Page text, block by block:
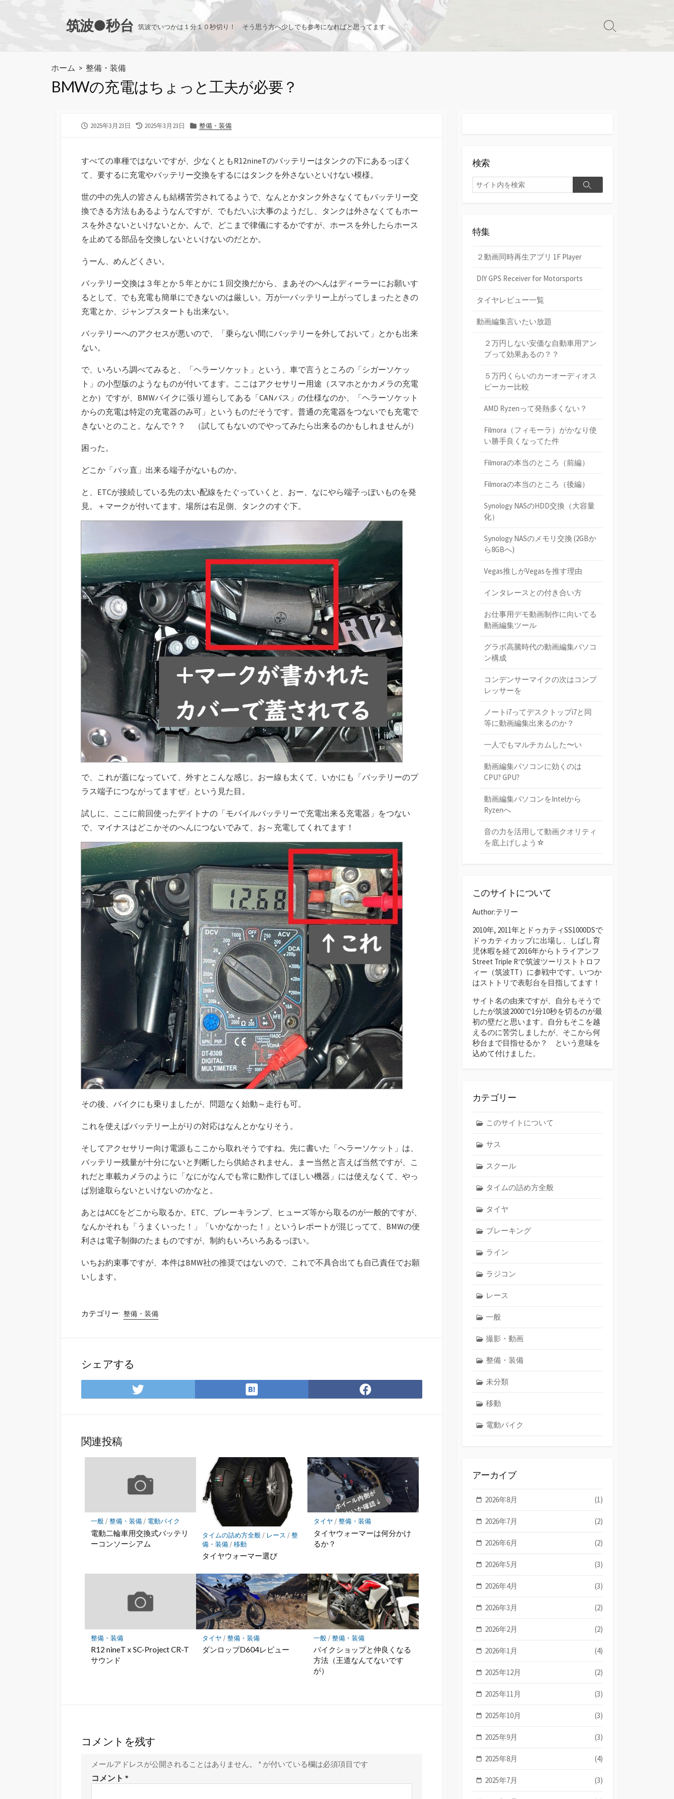
筑波●秒台 筑波でいつかは１分１０秒切り！ そう思う方へ少しでも参考になればと思ってます
検
切
ホーム > 整備・装備
BMWの充電はちょっと工夫が必要？
公
2025年3月23日
最
日
2025年3月23日
カ
ー
整備・装備
すべての車種ではないですが、少なくともR12nineTのバッテリーはタンクの下にあるっぽく
て、要するに充電やバッテリー交換をするにはタンクを外さないといけない模様。
世の中の先人の皆さんも結構苦労されてるようで、なんとかタンク外さなくてもバッテリー交
換できる方法もあるようなんですが、でもだいぶ大事のようだし、タンクは外さなくてもホー
スを外さないといけないとか。んで、どこまで律儀にするかですが、ホースを外したらホース
を止めてる部品を交換しないといけないのだとか。
うーん、めんどくさい。
バッテリー交換は３年とか５年とかに１回交換だから、まあそのへんはディーラーにお願いす
るとして、でも充電も簡単にできないのは厳しい。万が一バッテリー上がってしまったときの
充電とか、ジャンプスタートも出来ない。
バッテリーへのアクセスが悪いので、「乗らない間にバッテリーを外しておいて」とかも出来
ない。
で、いろいろ調べてみると、「ヘラーソケット」という、車で言うところの「シガーソケッ
ト」の小型版のようなものが付いてます。ここはアクセサリー用途（スマホとかカメラの充電
とか）ですが、BMWバイクに張り巡らしてある「CANバス」の仕様なのか、「ヘラーソケット
からの充電は特定の充電器のみ可」というものだそうです。普通の充電器をつないでも充電で
きないとのこと。なんで？？ （試してもないのでやってみたら出来るのかもしれませんが）
困った。
どこか「バッ直」出来る端子がないものか。
と、ETCが接続している先の太い配線をたぐっていくと、おー、なにやら端子っぽいものを発
見。＋マークが付いてます。場所は右足側、タンクのすぐ下。
で、これが蓋になっていて、外すとこんな感じ。おー線も太くて、いかにも「バッテリーのプ
ラス端子につながってますぜ」という見た目。
試しに、ここに前回使ったデイトナの「モバイルバッテリーで充電出来る充電器」をつない
で、マイナスはどこかそのへんにつないでみて、お～充電してくれてます！
その後、バイクにも乗りましたが、問題なく始動～走行も可。
これを使えばバッテリー上がりの対応はなんとかなりそう。
そしてアクセサリー向け電源もここから取れそうですね。先に書いた「ヘラーソケット」は、
バッテリー残量が十分にないと判断したら供給されません。まー当然と言えば当然ですが、こ
れだと車載カメラのように「なにがなんでも常に動作してほしい機器」には使えなくて、やっ
ぱ別途取らないといけないのかなと。
あとはACCをどこから取るか。ETC、ブレーキランプ、ヒューズ等から取るのが一般的ですが、
なんかそれも「うまくいった！」「いかなかった！」というレポートが混じってて、BMWの便
利さは電子制御のたまものですが、制約もいろいろあるっぽい。
いちお約束事ですが、本件はBMW社の推奨ではないので、これで不具合出ても自己責任でお願
いします。
カテゴリー: 整備・装備
シェアする
Twitter
で
は
て
マ
ー
ク
に
保
Facebook
で
関連投稿
一般/整備・装備/ 電動バイク
電動二輪車用交換式バッテリ
ーコンソーシアム
タイムの詰め方全般/ レース /整
備・装備/移動
タイヤウォーマー選び
タイヤ /整備・装備
タイヤウォーマーは何分かけ
るか？
整備・装備
R12 nineT x SC-Project CR-T
サウンド
タイヤ /整備・装備
ダンロップD604レビュー
一般/整備・装備
バイクショップと仲良くなる
方法（王道なんてないです
が）
コメントを残す
メールアドレスが公開されることはありません。 * が付いている欄は必須項目です
コメント *
検索
検
索
検
特集
２動画同時再生アプリ 1F Player
DIY GPS Receiver for Motorsports
タイヤレビュー一覧
動画編集言いたい放題
２万円しない安価な自動車用アン
プって効果あるの？？
５万円くらいのカーオーディオス
ピーカー比較
AMD Ryzenって発熱多くない？
Filmora（フィモーラ）がかなり使
い勝手良くなってた件
Filmoraの本当のところ（前編）
Filmoraの本当のところ（後編）
Synology NASのHDD交換（大容量
化）
Synology NASのメモリ交換 (2GBか
ら8GBへ)
Vegas推しがVegasを推す理由
インタレースとの付き合い方
お仕事用デモ動画制作に向いてる
動画編集ツール
グラボ高騰時代の動画編集パソコ
ン構成
コンデンサーマイクの次はコンプ
レッサーを
ノートi7ってデスクトップi7と同
等に動画編集出来るのか？
一人でもマルチカムした〜い
動画編集パソコンに効くのは
CPU? GPU?
動画編集パソコンをIntelから
Ryzenへ
音の力を活用して動画クオリティ
を底上げしよう☆
このサイトについて
Author:テリー
2010年, 2011年とドゥカティSS1000DSで
ドゥカティカップに出場し、しばし育
児休暇を経て2016年からトライアンフ
Street Triple Rで筑波ツーリストトロフ
ィー（筑波TT）に参戦中です。いつか
はストトリで表彰台を目指してます！
サイト名の由来ですが、自分もそうで
したが筑波2000で1分10秒を切るのが最
初の壁だと思います。自分もそこを越
えるのに苦労しましたが、そこから何
秒台まで目指せるか？ という意味を
込めて付けました。
カテゴリー
このサイトについて
サス
スクール
タイムの詰め方全般
タイヤ
ブレーキング
ライン
ラジコン
レース
一般
撮影・動画
整備・装備
未分類
移動
電動バイク
アーカイブ
2026年8月 (1)
2026年7月 (2)
2026年6月 (2)
2026年5月 (3)
2026年4月 (3)
2026年3月 (2)
2026年2月 (2)
2026年1月 (4)
2025年12月 (2)
2025年11月 (3)
2025年10月 (3)
2025年9月 (3)
2025年8月 (4)
2025年7月 (3)